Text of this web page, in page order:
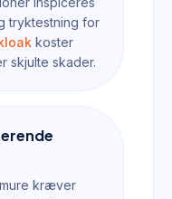
tryktestning for
koster
skjulte skader.
kræver